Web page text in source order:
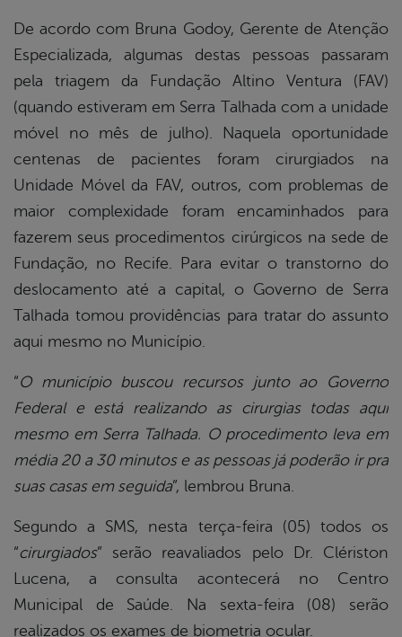
De acordo com Bruna Godoy, Gerente de Atenção
Especializada, algumas destas pessoas passaram
pela triagem da Fundação Altino Ventura (FAV)
(quando estiveram em Serra Talhada com a unidade
móvel no mês de julho). Naquela oportunidade
centenas de pacientes foram cirurgiados na
Unidade Móvel da FAV, outros, com problemas de
maior complexidade foram encaminhados para
fazerem seus procedimentos cirúrgicos na sede de
Fundação, no Recife. Para evitar o transtorno do
deslocamento até a capital, o Governo de Serra
Talhada tomou providências para tratar do assunto
aqui mesmo no Município.
“O município buscou recursos junto ao Governo
Federal e está realizando as cirurgias todas aqui
mesmo em Serra Talhada. O procedimento leva em
média 20 a 30 minutos e as pessoas já poderão ir pra
suas casas em seguida”, lembrou Bruna.
Segundo a SMS, nesta terça-feira (05) todos os
“cirurgiados” serão reavaliados pelo Dr. Clériston
Lucena, a consulta acontecerá no Centro
Municipal de Saúde. Na sexta-feira (08) serão
realizados os exames de biometria ocular.